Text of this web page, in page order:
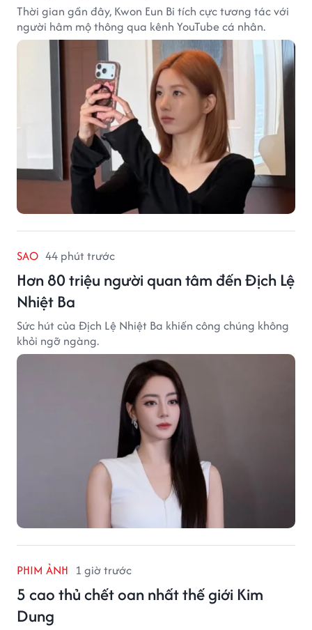
Thời gian gần đây, Kwon Eun Bi tích cực tương tác với
người hâm mộ thông qua kênh YouTube cá nhân.
SAO 44 phút trước
Hơn 80 triệu người quan tâm đến Địch Lệ
Nhiệt Ba
Sức hút của Địch Lệ Nhiệt Ba khiến công chúng không
khỏi ngỡ ngàng.
PHIM ẢNH 1 giờ trước
5 cao thủ chết oan nhất thế giới Kim
Dung